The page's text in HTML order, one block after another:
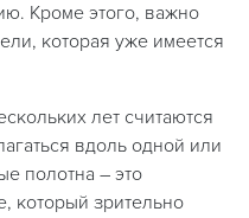
Кроме этого, важно
которая уже имеется
лет считаются
вдоль одной или
полотна – это
который зрительно